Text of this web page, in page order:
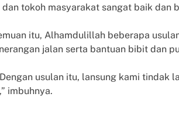
tokoh masyarakat sangat baik dan
itu, Alhamdulillah beberapa
jalan serta bantuan bibit dan
usulan itu, lansung kami tindak
imbuhnya.